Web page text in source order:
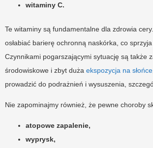
witaminy C.
Te witaminy są fundamentalne dla zdrowia
osłabiać barierę ochronną naskórka, co sprzyja
Czynnikami pogarszającymi sytuację są także
środowiskowe i zbyt duża ekspozycja na słońce
prowadzić do podrażnień i wysuszenia,
Nie zapominajmy również, że pewne choroby
atopowe zapalenie,
wyprysk,